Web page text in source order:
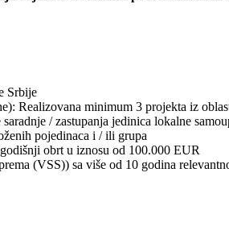
Srbije
Realizovana minimum 3 projekta iz
/ zastupanja jedinica lokalne
pojedinaca i / ili grupa
obrt u iznosu od 100.000 EUR
(VSS)) sa više od 10 godina